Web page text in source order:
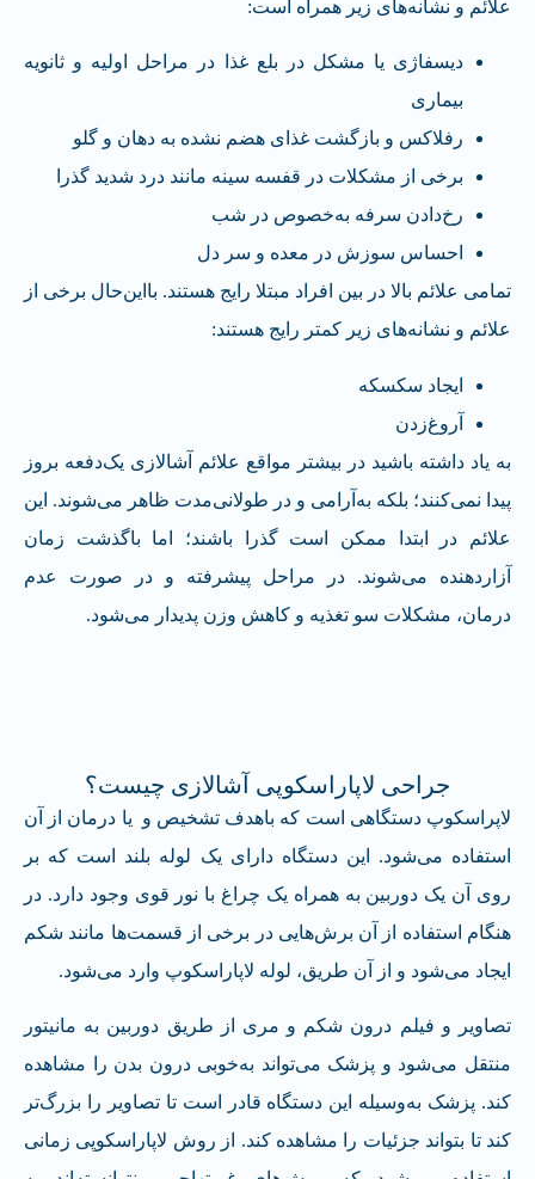
علائم و نشانه‌های زیر همراه است:
دیسفاژی یا مشکل در بلع غذا در مراحل اولیه و ثانویه
بیماری
رفلاکس و بازگشت غذای هضم نشده به دهان و گلو
برخی از مشکلات در قفسه سینه مانند درد شدید گذرا
رخ‌دادن سرفه به‌خصوص در شب
احساس سوزش در معده و سر دل
تمامی علائم بالا در بین افراد مبتلا رایج هستند. بااین‌حال برخی از
علائم و نشانه‌های زیر کمتر رایج هستند:
ایجاد سکسکه
آروغ‌زدن
به یاد داشته باشید در بیشتر مواقع علائم آشالازی یک‌دفعه بروز
پیدا نمی‌کنند؛ بلکه به‌آرامی و در طولانی‌مدت ظاهر می‌شوند. این
علائم در ابتدا ممکن است گذرا باشند؛ اما باگذشت زمان
آزاردهنده می‌شوند. در مراحل پیشرفته و در صورت عدم
درمان، مشکلات سو تغذیه و کاهش وزن پدیدار می‌شود.
جراحی لاپاراسکوپی آشالازی چیست؟
لاپراسکوپ دستگاهی است که باهدف تشخیص و یا درمان از آن
استفاده می‌شود. این دستگاه دارای یک لوله بلند است که بر
روی آن یک دوربین به همراه یک چراغ با نور قوی وجود دارد. در
هنگام استفاده از آن برش‌هایی در برخی از قسمت‌ها مانند شکم
ایجاد می‌شود و از آن طریق، لوله لاپاراسکوپ وارد می‌شود.
تصاویر و فیلم درون شکم و مری از طریق دوربین به مانیتور
منتقل می‌شود و پزشک می‌تواند به‌خوبی درون بدن را مشاهده
کند. پزشک به‌وسیله این دستگاه قادر است تا تصاویر را بزرگ‌تر
کند تا بتواند جزئیات را مشاهده کند. از روش لاپاراسکوپی زمانی